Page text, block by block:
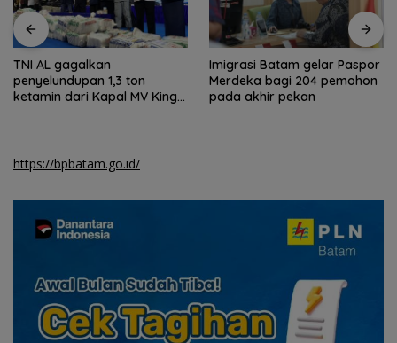
TNI AL gagalkan
penyelundupan 1,3 ton
ketamin dari Kapal MV King
Imigrasi Batam gelar Paspor
Merdeka bagi 204 pemohon
pada akhir pekan
https://bpbatam.go.id/